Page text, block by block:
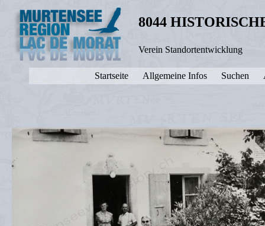
8044
Verein Standortentwicklung
Startseite Allgemeine Infos Suchen